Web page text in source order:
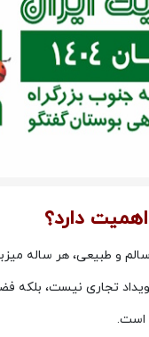
دارد؟
و طبیعی، هر ساله
رویداد تجاری نیست،
است.